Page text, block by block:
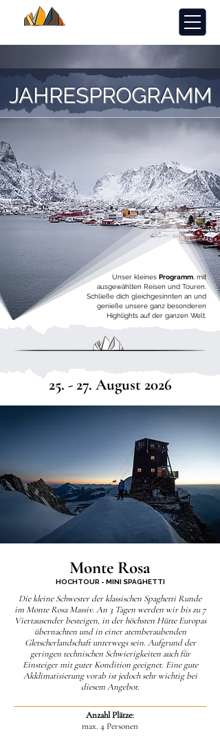
JAHRESPROGRAMM
Unser kleines Programm , mit
ausgewählten Reisen und Touren.
Schließe dich gleichgesinnten an und
genieße unsere ganz besonderen
Highlights auf der ganzen Welt.
25. - 27. August 2026
Monte Rosa
HOCHTOUR - MINI SPAGHETTI
Die kleine Schwester der klassischen Spaghetti Runde
im Monte Rosa Massiv. An 3 Tagen werden wir bis zu 7
Viertausender besteigen, in der höchsten Hütte Europas
übernachten und in einer atemberaubenden
Gletscherlandschaft unterwegs sein. Aufgrund der
geringen technischen Schwierigkeiten auch für
Einsteiger mit guter Kondition geeignet. Eine gute
Akklimatisierung vorab ist jedoch sehr wichtig bei
diesem Angebot.
Anzahl Plätze:
max. 4 Personen